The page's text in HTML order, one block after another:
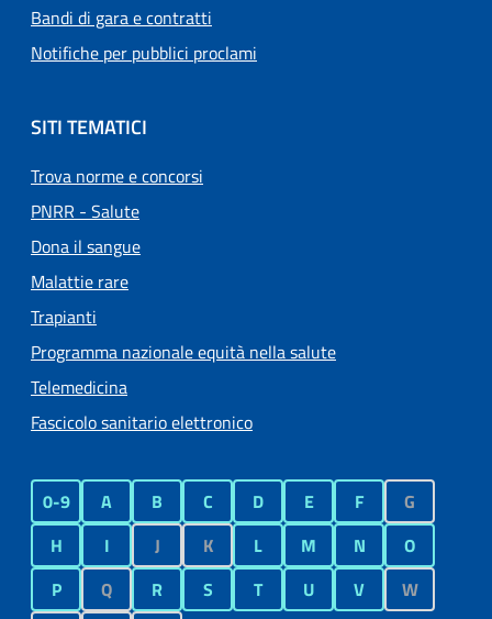
Bandi di gara e contratti
Notifiche per pubblici proclami
SITI TEMATICI
Trova norme e concorsi
PNRR - Salute
Dona il sangue
Malattie rare
Trapianti
Programma nazionale equità nella salute
Telemedicina
Fascicolo sanitario elettronico
0-9 A B C D E F
G
H
I J K L M N
O
P
Q R S T U V
W